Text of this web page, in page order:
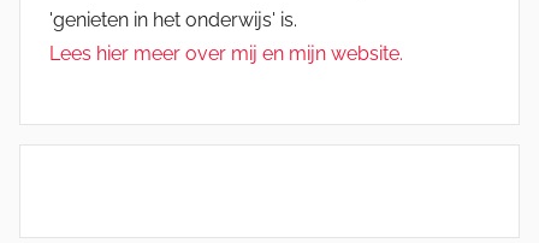
'genieten in het onderwijs' is.
Lees hier meer over mij en mijn website.